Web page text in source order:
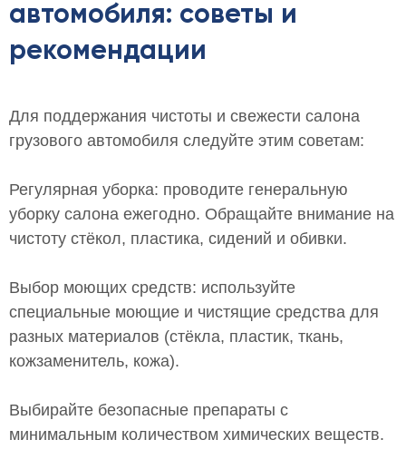
автомобиля: советы и
рекомендации
Для поддержания чистоты и свежести салона
грузового автомобиля следуйте этим советам:
Регулярная уборка: проводите генеральную
уборку салона ежегодно. Обращайте внимание на
чистоту стёкол, пластика, сидений и обивки.
Выбор моющих средств: используйте
специальные моющие и чистящие средства для
разных материалов (стёкла, пластик, ткань,
кожзаменитель, кожа).
Выбирайте безопасные препараты с
минимальным количеством химических веществ.